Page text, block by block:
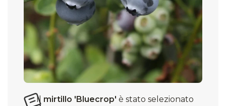
Il mirtillo 'Bluecrop' è stato selezionato